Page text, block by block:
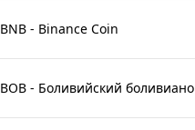
BNB - Binance Coin
BOB - Боливийский боливиано